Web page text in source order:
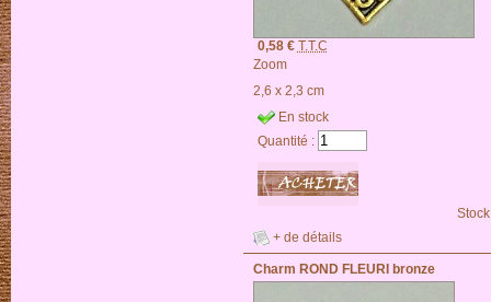
0,58 € T.T.C
Zoom
2,6 x 2,3 cm
En stock
Quantité :
+ de détails
Charm ROND FLEURI bronze